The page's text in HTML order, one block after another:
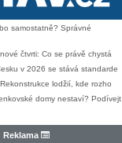
samostatně? Správné
čtvrti: Co se právě chystá
v 2026 se stává standarde
lodžií, kde rozho
domy nestaví? Podívejt
Reklama